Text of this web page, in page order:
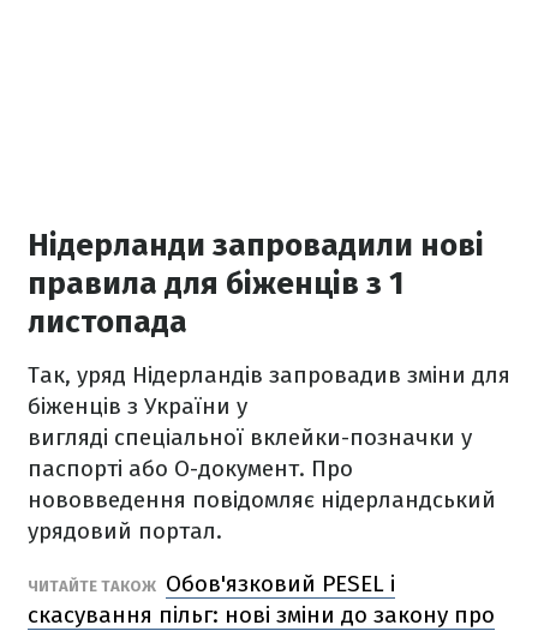
Нідерланди запровадили нові
правила для біженців з 1
листопада
Так, уряд Нідерландів запровадив зміни для
біженців з України у
вигляді спеціальної вклейки-позначки у
паспорті або О-документ. Про
нововведення повідомляє нідерландський
урядовий портал.
ЧИТАЙТЕ ТАКОЖ Обов'язковий PESEL і
скасування пільг: нові зміни до закону про